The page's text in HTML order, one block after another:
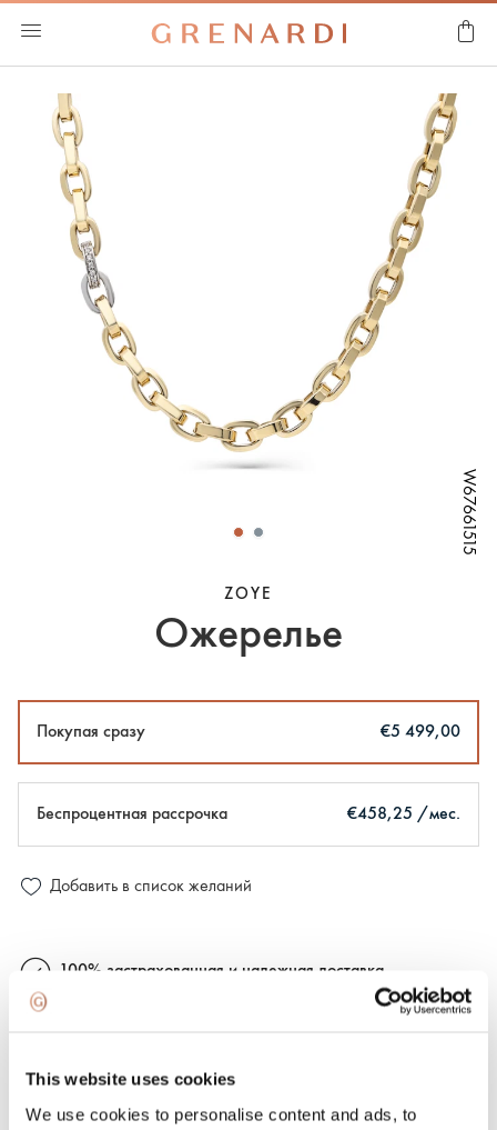
This website uses cookies
We use cookies to personalise content and ads, to
W67661515
W67661515
W67661515
W67661515
ZOYE
Ожерелье
Покупая сразу €5 499,00
Беспроцентная рассрочка €458,25 /мес.
Добавить в список желаний
100% застрахованная и надежная доставка
ОПИСАНИЕ ТОВАРА